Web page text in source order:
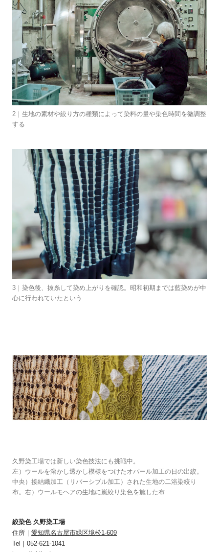
2｜生地の素材や絞り方の種類によって染料の量や染色時間を微調整
する
3｜染色後、抜糸して染め上がりを確認。昭和初期までは藍染めが中
心に行われていたという
久野染工場では新しい染色技法にも挑戦中。
左）ウールを溶かし透かし模様をつけたオパール加工の日の出絞。
中央）接結織加工（リバーシブル加工）された生地の二浴染絞り
布。右）ウールモヘアの生地に嵐絞り染色を施した布
絞染色 久野染工場
住所｜ 愛知県名古屋市緑区境松1-609
Tel｜052-621-1041